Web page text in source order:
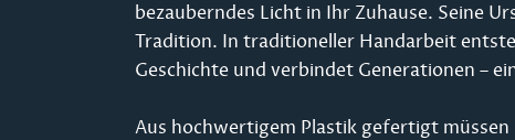
bezauberndes Licht in Ihr Zuhause. Seine
Tradition. In traditioneller Handarbeit
Geschichte und verbindet Generationen –
Aus hochwertigem Plastik gefertigt müssen